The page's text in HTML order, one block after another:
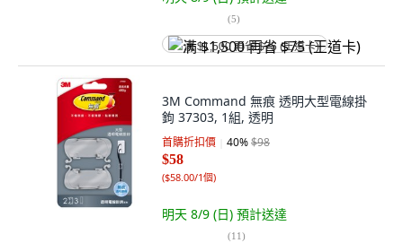
(5)
满 $1,500 再省 $75 (王道卡)
3M Command 無痕 透明大型電線掛
鉤 37303, 1組, 透明
首購折扣價 40%$98
$58
($58.00/1個)
明天 8/9 (日) 預計送達
(11)